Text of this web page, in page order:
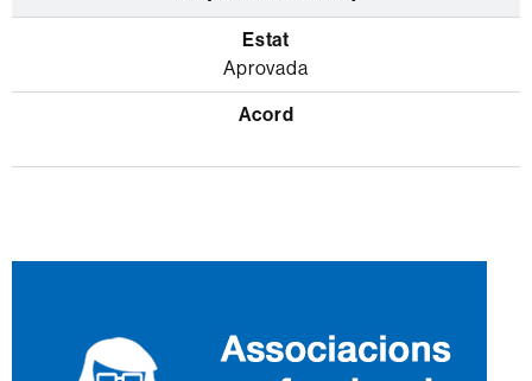
Aprovada
Informació